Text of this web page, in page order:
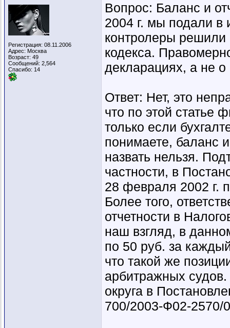
Регистрация: 08.11.2006
Адрес: Москва
Возраст: 49
Сообщений: 2,564
Спасибо: 14
Вопрос: Баланс и
2004 г. мы подали в
контролеры решили
кодекса.
декларациях, а не о
Ответ: Нет, это
что по этой статье
только если
понимаете, баланс
назвать нельзя.
частности, в
28 февраля 2002 г.
Более того,
отчетности в
наш взгляд, в
по 50 руб. за
что такой же
арбитражных
округа в
700/2003-Ф02-2570/